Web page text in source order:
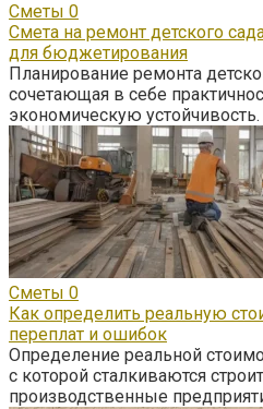
Сметы 0
Смета на ремонт детского
для бюджетирования
Планирование ремонта
сочетающая в себе
экономическую устойчивость.
Сметы 0
Как определить реальную
переплат и ошибок
Определение реальной
с которой сталкиваются
производственные